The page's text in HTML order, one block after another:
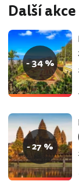
Další akce
- 34 %
- 27 %